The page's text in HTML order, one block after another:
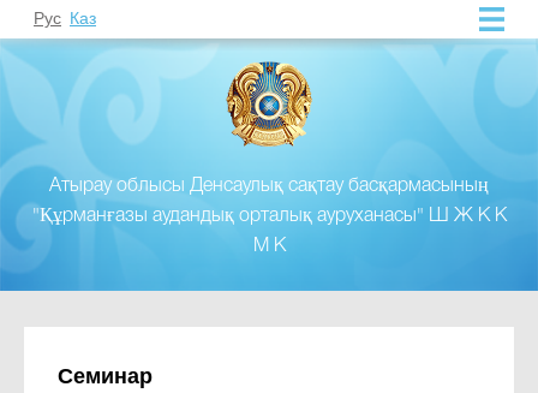
Рус Каз
Атырау облысы Денсаулық сақтау басқармасының
"Құрманғазы аудандық орталық ауруханасы" Ш Ж К К
М К
Семинар